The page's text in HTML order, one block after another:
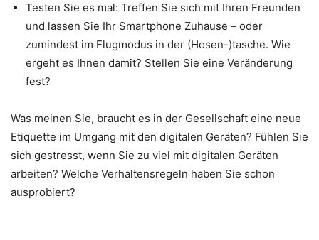
Testen Sie es mal: Treffen Sie sich mit Ihren Freunden
und lassen Sie Ihr Smartphone Zuhause – oder
zumindest im Flugmodus in der (Hosen-)tasche. Wie
ergeht es Ihnen damit? Stellen Sie eine Veränderung
fest?
Was meinen Sie, braucht es in der Gesellschaft eine neue
Etiquette im Umgang mit den digitalen Geräten? Fühlen Sie
sich gestresst, wenn Sie zu viel mit digitalen Geräten
arbeiten? Welche Verhaltensregeln haben Sie schon
ausprobiert?